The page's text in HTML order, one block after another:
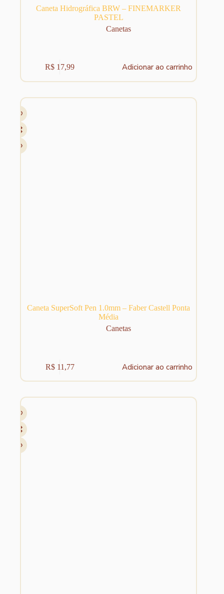
Caneta Hidrográfica BRW – FINEMARKER
PASTEL
Canetas
R$ 17,99 Adicionar ao carrinho
Caneta SuperSoft Pen 1.0mm – Faber Castell Ponta
Média
Canetas
R$11,77 Adicionar ao carrinho